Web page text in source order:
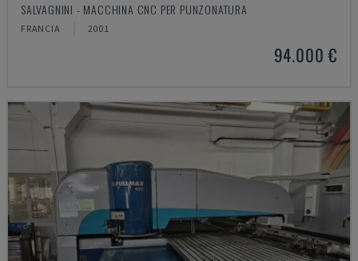
SALVAGNINI - MACCHINA CNC PER PUNZONATURA
FRANCIA 2001
94.000 €